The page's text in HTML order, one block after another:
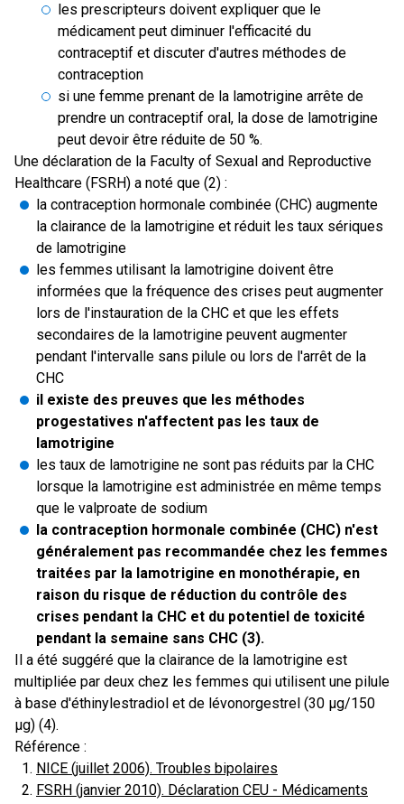
les prescripteurs doivent expliquer que le
médicament peut diminuer l'efficacité du
contraceptif et discuter d'autres méthodes de
contraception
si une femme prenant de la lamotrigine arrête de
prendre un contraceptif oral, la dose de lamotrigine
peut devoir être réduite de 50 %.
Une déclaration de la Faculty of Sexual and Reproductive
Healthcare (FSRH) a noté que (2) :
la contraception hormonale combinée (CHC) augmente
la clairance de la lamotrigine et réduit les taux sériques
de lamotrigine
les femmes utilisant la lamotrigine doivent être
informées que la fréquence des crises peut augmenter
lors de l'instauration de la CHC et que les effets
secondaires de la lamotrigine peuvent augmenter
pendant l'intervalle sans pilule ou lors de l'arrêt de la
CHC
il existe des preuves que les méthodes
progestatives n'affectent pas les taux de
lamotrigine
les taux de lamotrigine ne sont pas réduits par la CHC
lorsque la lamotrigine est administrée en même temps
que le valproate de sodium
la contraception hormonale combinée (CHC) n'est
généralement pas recommandée chez les femmes
traitées par la lamotrigine en monothérapie, en
raison du risque de réduction du contrôle des
crises pendant la CHC et du potentiel de toxicité
pendant la semaine sans CHC (3).
Il a été suggéré que la clairance de la lamotrigine est
multipliée par deux chez les femmes qui utilisent une pilule
à base d'éthinylestradiol et de lévonorgestrel (30 µg/150
µg) (4).
Référence :
NICE (juillet 2006). Troubles bipolaires
FSRH (janvier 2010). Déclaration CEU - Médicaments